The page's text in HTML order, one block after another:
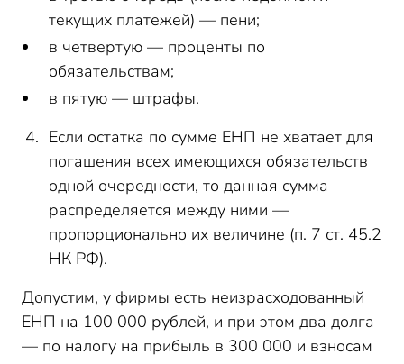
текущих платежей) — пени;
в четвертую — проценты по
обязательствам;
в пятую — штрафы.
Если остатка по сумме ЕНП не хватает для
погашения всех имеющихся обязательств
одной очередности, то данная сумма
распределяется между ними —
пропорционально их величине (п. 7 ст. 45.2
НК РФ).
Допустим, у фирмы есть неизрасходованный
ЕНП на 100 000 рублей, и при этом два долга
— по налогу на прибыль в 300 000 и взносам